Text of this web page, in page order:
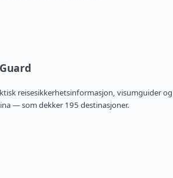
reisesikkerhetsinformasjon, visumguider og
— som dekker 195 destinasjoner.